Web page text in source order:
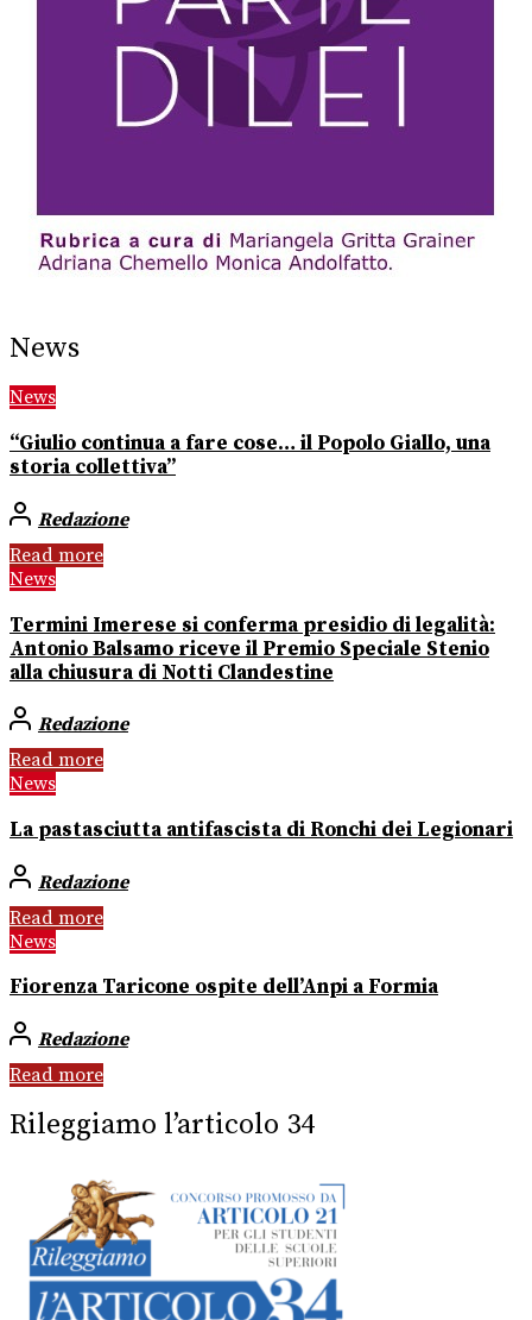
News
News
“Giulio continua a fare cose… il Popolo Giallo, una
storia collettiva”
Redazione
Read more
News
Termini Imerese si conferma presidio di legalità:
Antonio Balsamo riceve il Premio Speciale Stenio
alla chiusura di Notti Clandestine
Redazione
Read more
News
La pastasciutta antifascista di Ronchi dei Legionari
Redazione
Read more
News
Fiorenza Taricone ospite dell’Anpi a Formia
Redazione
Read more
Rileggiamo l’articolo 34